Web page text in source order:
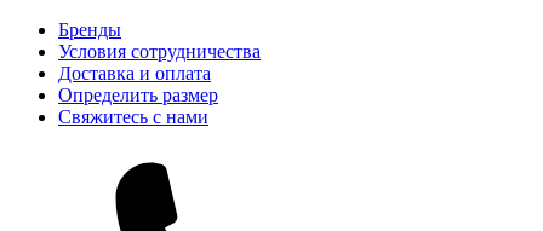
Бренды
Условия сотрудничества
Доставка и оплата
Определить размер
Свяжитесь с нами